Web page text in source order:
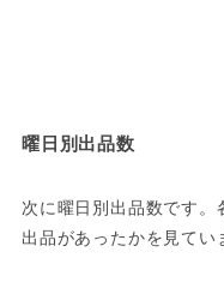
曜日別出品数
次に曜日別出品数です
出品があったかを見てい